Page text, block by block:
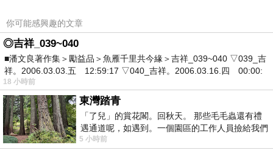
&file_id=105&url=http%3A%2F%2Fwww.tkec.c
om.tw%2Fpt.aspx%3Fpid%3D172810%26ref%
3D457%26RID%3D%7Baff_sub%7D%26Click
_ID%3D%7Btransaction_id%7D%0A&aff_sub=
C6465005-t1493311075685183807
商品簡述:
你可能感興趣的文章
◎吉祥_039~040
■潘文良著作集＞勵益品＞魚雁千里共今緣＞吉祥_039~040 ▽039_吉
祥。2006.03.03.五 12:59:17 ▽040_吉祥。2006.03.16.四 00:00:
18 小時前
東灣踏青
「了兒」的賞花閣。回秋天。 那些毛毛蟲還有禮
遇通道呢，如遇到。一個園區的工作人員撿給我們
細賞。
5 小時前